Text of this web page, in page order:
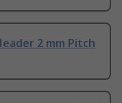
2 mm Pitch